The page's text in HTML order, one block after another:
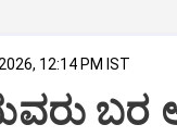
12:14 PM IST
ಬರ